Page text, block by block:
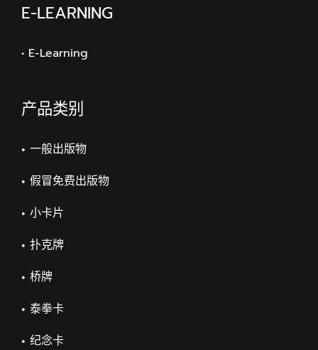
E-LEARNING
• E-Learning
产品类别
一般出版物
假冒免费出版物
小卡片
扑克牌
桥牌
泰拳卡
纪念卡